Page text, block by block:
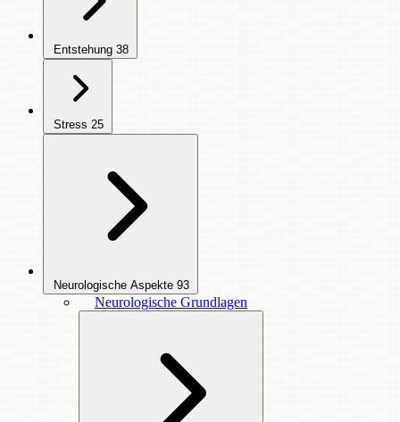
Entstehung 38
Stress 25
Neurologische Aspekte 93
Neurologische Grundlagen